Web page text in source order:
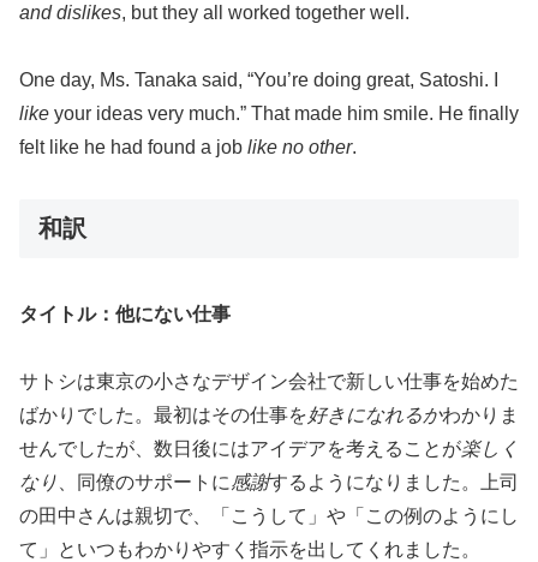
and dislikes, but they all worked together well.
One day, Ms. Tanaka said, “You’re doing great, Satoshi. I
like your ideas very much.” That made him smile. He finally
felt like he had found a job like no other.
和訳
タイトル：他にない仕事
サトシは東京の小さなデザイン会社で新しい仕事を始めた
ばかりでした。最初はその仕事を好きになれるかわかりま
せんでしたが、数日後にはアイデアを考えることが楽しく
なり、同僚のサポートに感謝するようになりました。上司
の田中さんは親切で、「こうして」や「この例のようにし
て」といつもわかりやすく指示を出してくれました。